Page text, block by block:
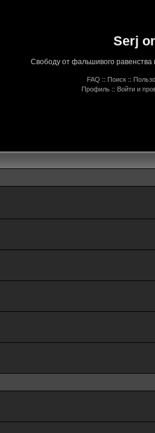
Serj
Свободу от фальшивого равенства
FAQ :: Поиск ::
Профиль :: Войти и